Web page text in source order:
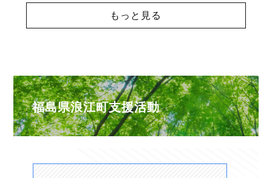
もっと見る
福島県浪江町支援活動